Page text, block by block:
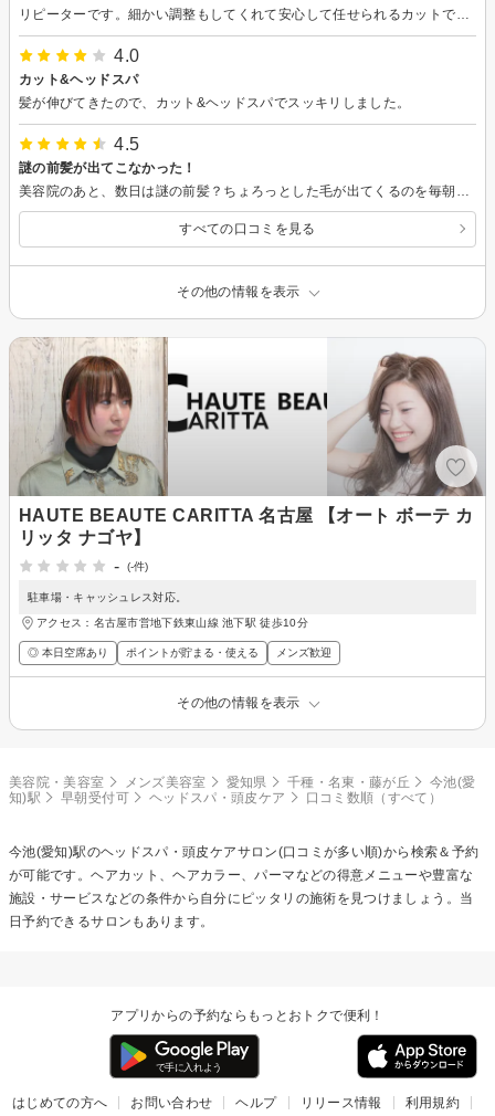
4.0
カット&ヘッドスパ
髪が伸びてきたので、カット&ヘッドスパでスッキリしました。
4.5
謎の前髪が出てこなかった！
すべての口コミを見る
その他の情報を表示
HAUTE BEAUTE CARITTA 名古屋 【オート ボーテ カ
リッタ ナゴヤ】
-
(-件)
駐車場・キャッシュレス対応。
アクセス：名古屋市営地下鉄東山線 池下駅 徒歩10分
◎ 本日空席あり ポイントが貯まる・使える メンズ歓迎
その他の情報を表示
美容院・美容室 メンズ美容室 愛知県 千種・名東・藤が丘
今池(愛
知)駅
早朝受付可 ヘッドスパ・頭皮ケア 口コミ数順（すべて）
今池(愛知)駅のヘッドスパ・頭皮ケアサロン(口コミが多い順)から検索＆予約
が可能です。ヘアカット、ヘアカラー、パーマなどの得意メニューや豊富な
施設・サービスなどの条件から自分にピッタリの施術を見つけましょう。当
日予約できるサロンもあります。
アプリからの予約ならもっとおトクで便利！
はじめての方へ お問い合わせ ヘルプ リリース情報 利用規約